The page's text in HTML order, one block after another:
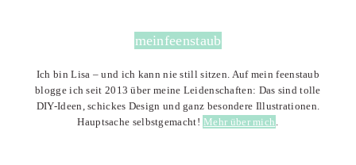
meinfeenstaub
Ich bin Lisa – und ich kann nie still sitzen. Auf mein feenstaub
blogge ich seit 2013 über meine Leidenschaften: Das sind tolle
DIY-Ideen, schickes Design und ganz besondere Illustrationen.
Hauptsache selbstgemacht! Mehr über mich .